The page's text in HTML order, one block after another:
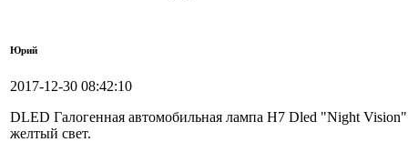
Юрий
2017-12-30 08:42:10
DLED Галогенная автомобильная лампа H7 Dled "Night
желтый свет.